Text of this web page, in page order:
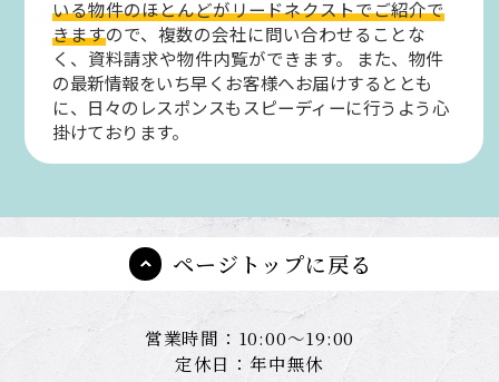
いる物件のほとんどがリードネクストでご紹介で
きますので、複数の会社に問い合わせることな
く、資料請求や物件内覧ができます。
また、物件
の最新情報をいち早くお客様へお届けするととも
に、日々のレスポンスもスピーディーに行うよう心
掛けております。
ページトップに戻る
営業時間：10:00～19:00
定休日：年中無休